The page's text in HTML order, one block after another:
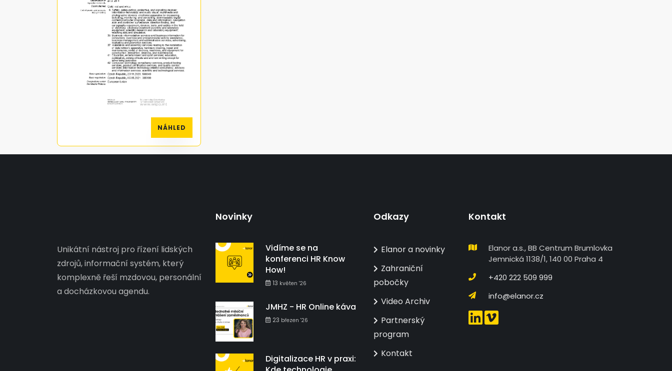
NÁHLED
Unikátní nástroj pro řízení lidských
zdrojů, informační systém, který
komplexně řeší mzdovou, personální
a docházkovou agendu.
Novinky
Vidíme se na
konferenci HR Know
How!
13 květen '26
JMHZ - HR Online káva
23 březen '26
Digitalizace HR v praxi:
Odkazy
Elanor a novinky
Zahraniční
pobočky
Video Archiv
Partnerský
program
Kontakt
Kontakt
Elanor a.s., BB Centrum Brumlovka
Jemnická 1138/1, 140 00 Praha 4
+420 222 509 999
info@elanor.cz